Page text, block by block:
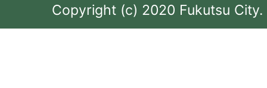
Copyright (c) 2020 Fukutsu City.